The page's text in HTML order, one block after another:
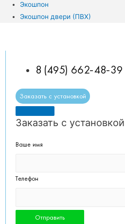
Экошпон
Экошпон двери (ПВХ)
8 (495) 662-48-39
Заказать с установкой
Заказать с установкой
Ваше имя
Телефон